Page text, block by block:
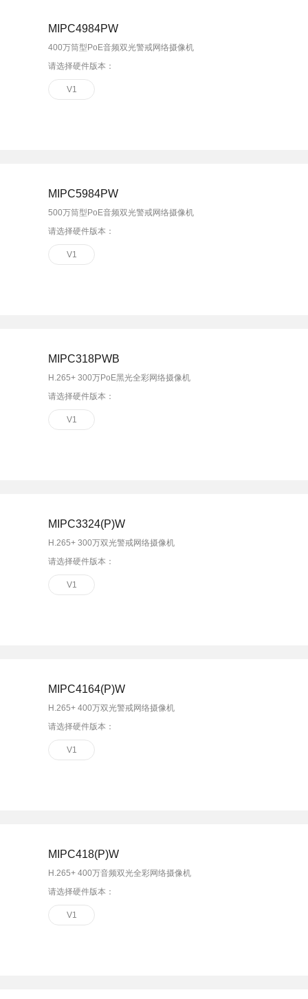
MIPC4984PW
400万筒型PoE音频双光警戒网络摄像机
请选择硬件版本：
V1
MIPC5984PW
500万筒型PoE音频双光警戒网络摄像机
请选择硬件版本：
V1
MIPC318PWB
H.265+ 300万PoE黑光全彩网络摄像机
请选择硬件版本：
V1
MIPC3324(P)W
H.265+ 300万双光警戒网络摄像机
请选择硬件版本：
V1
MIPC4164(P)W
H.265+ 400万双光警戒网络摄像机
请选择硬件版本：
V1
MIPC418(P)W
H.265+ 400万音频双光全彩网络摄像机
请选择硬件版本：
V1